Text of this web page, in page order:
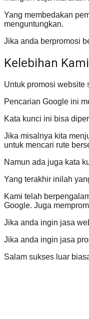
Yang membedakan
menguntungkan.
Jika anda berpromosi
Kelebihan Kami
Untuk promosi website
Pencarian Google ini
Kata kunci ini bisa
Jika misalnya kita
untuk mencari rute
Namun ada juga kata
Yang terakhir inilah
Kami telah
Google. Juga
Jika anda ingin jasa
Jika anda ingin jasa
Salam sukses luar